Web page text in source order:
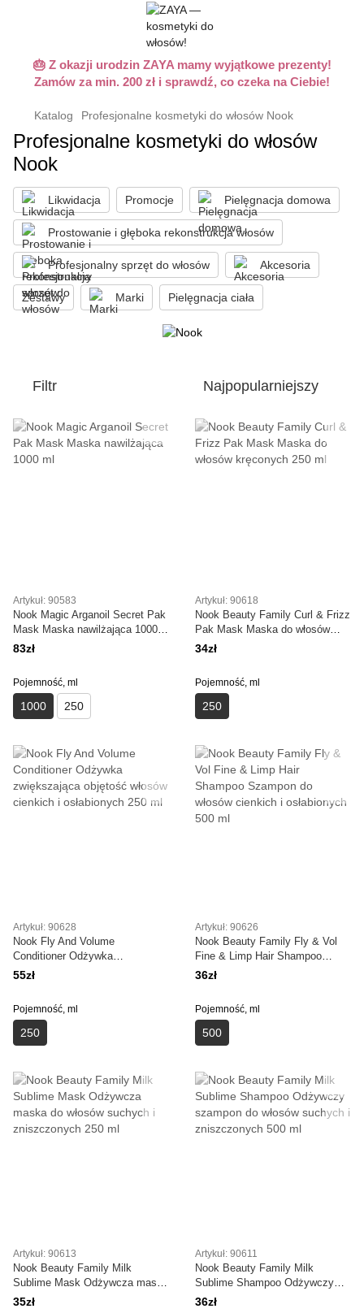
🎂 Z okazji urodzin ZAYA mamy wyjątkowe prezenty!
Zamów za min. 200 zł i sprawdź, co czeka na Ciebie!
Katalog Profesjonalne kosmetyki do włosów Nook
Profesjonalne kosmetyki do włosów
Nook
Likwidacja Promocje Pielęgnacja domowa
Prostowanie i głęboka rekonstrukcja włosów
Profesjonalny sprzęt do włosów Akcesoria
Zestawy Marki Pielęgnacja ciała
Filtr Najpopularniejszy
Artykuł: 90583
Nook Magic Arganoil Secret Pak
Mask Maska nawilżająca 1000
ml
83zł
Pojemność, ml
1000 250
Artykuł: 90618
Nook Beauty Family Curl & Frizz
Pak Mask Maska do włosów
kręconych 250 ml
34zł
Pojemność, ml
250
Artykuł: 90628
Nook Fly And Volume
Conditioner Odżywka
zwiększająca objętość włosów
55zł
Pojemność, ml
250
Artykuł: 90626
Nook Beauty Family Fly & Vol
Fine & Limp Hair Shampoo
Szampon do włosów cienkich i
36zł
Pojemność, ml
500
Artykuł: 90613
Nook Beauty Family Milk
Sublime Mask Odżywcza maska
do włosów suchych i
35zł
Artykuł: 90611
Nook Beauty Family Milk
Sublime Shampoo Odżywczy
szampon do włosów suchych i
36zł